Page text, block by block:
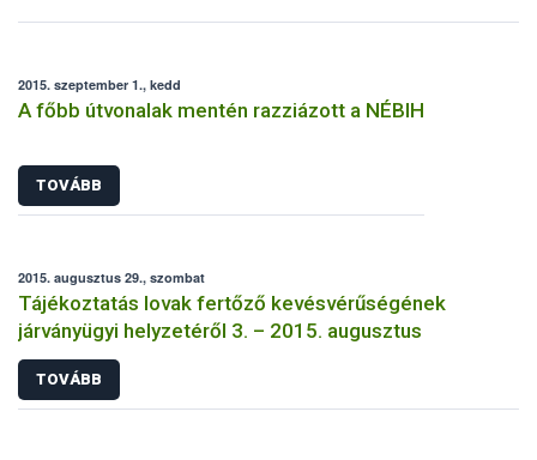
2015. szeptember 1., kedd
A főbb útvonalak mentén razziázott a NÉBIH
TOVÁBB
2015. augusztus 29., szombat
Tájékoztatás lovak fertőző kevésvérűségének
járványügyi helyzetéről 3. – 2015. augusztus
TOVÁBB